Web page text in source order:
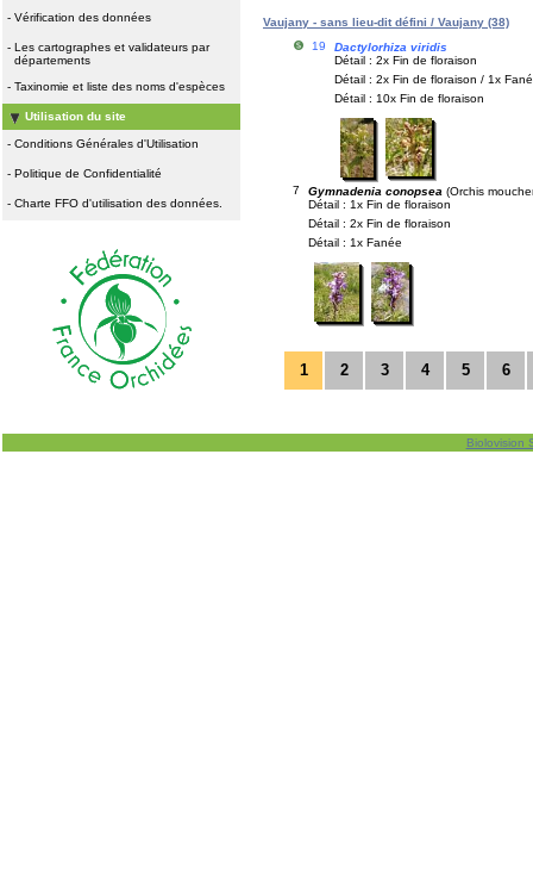
- Vérification des données
- Les cartographes et validateurs par
départements
- Taxinomie et liste des noms d'espèces
Utilisation du site
- Conditions Générales d'Utilisation
- Politique de Confidentialité
- Charte FFO d'utilisation des données.
Vaujany - sans lieu-dit défini / Vaujany (38)
19
Dactylorhiza viridis
Détail : 2x Fin de floraison
Détail : 2x Fin de floraison / 1x
Détail : 10x Fin de floraison
7 Gymnadenia conopsea (Orchis
Détail : 1x Fin de floraison
Détail : 2x Fin de floraison
Détail : 1x Fanée
1 2 3 4 5 6
Biolovision